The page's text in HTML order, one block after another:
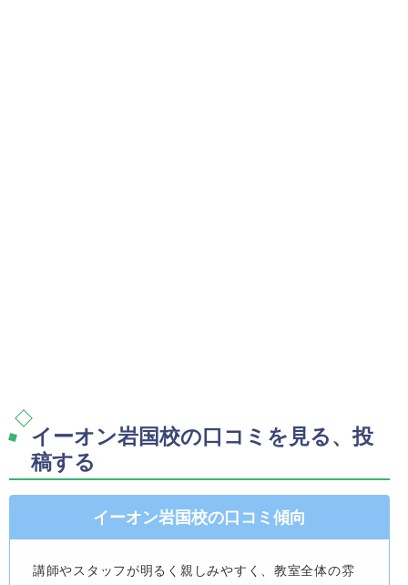
イーオン岩国校の口コミを見る、投
稿する
イーオン岩国校の口コミ傾向
講師やスタッフが明るく親しみやすく、教室全体の雰